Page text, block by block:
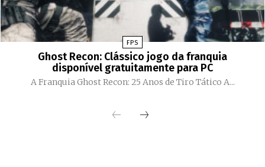
FPS
Ghost Recon: Clássico jogo da franquia
disponível gratuitamente para PC
A Franquia Ghost Recon: 25 Anos de Tiro Tático A...